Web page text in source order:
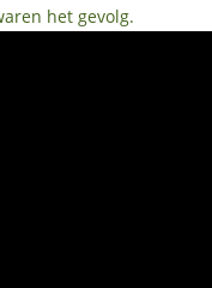
het gevolg.